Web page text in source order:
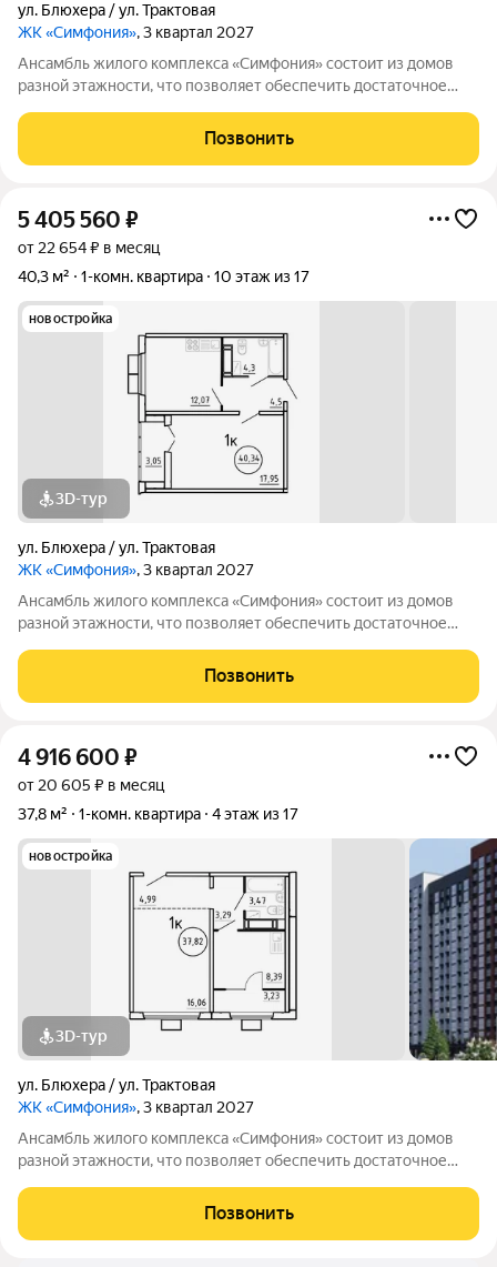
ул. Блюхера / ул. Трактовая
ЖК «Симфония», 3 квартал 2027
Ансамбль жилого комплекса «Симфония» состоит из домов
разной этажности, что позволяет обеспечить достаточное
времени и предлагаем квартиры с уже готовой базовой
отделкой. Заезжайте и живите! ЖК
Позвонить
5 405 560 ₽
от 22 654 ₽ в месяц
40,3 м²
1-комн. квартира 10 этаж из 17
новостройка
3D-тур
ул. Блюхера / ул. Трактовая
ЖК «Симфония», 3 квартал 2027
Ансамбль жилого комплекса «Симфония» состоит из домов
разной этажности, что позволяет обеспечить достаточное
времени и предлагаем квартиры с уже готовой базовой
отделкой. Заезжайте и живите! ЖК
Позвонить
4 916 600 ₽
от 20 605 ₽ в месяц
37,8 м²
1-комн. квартира 4 этаж из 17
новостройка
3D-тур
ул. Блюхера / ул. Трактовая
ЖК «Симфония», 3 квартал 2027
Ансамбль жилого комплекса «Симфония» состоит из домов
разной этажности, что позволяет обеспечить достаточное
времени и предлагаем квартиры с уже готовой базовой
отделкой. Заезжайте и живите! ЖК
Позвонить